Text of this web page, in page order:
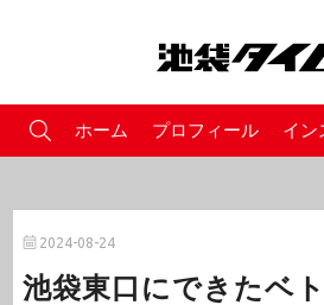
ホーム プロフィール イン
2024-08-24
池袋東口にできたベ